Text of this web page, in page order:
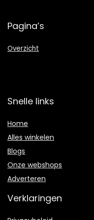
Pagina’s
Overzicht
Snelle links
Home
Alles winkelen
Blogs
Onze webshops
Adverteren
Verklaringen